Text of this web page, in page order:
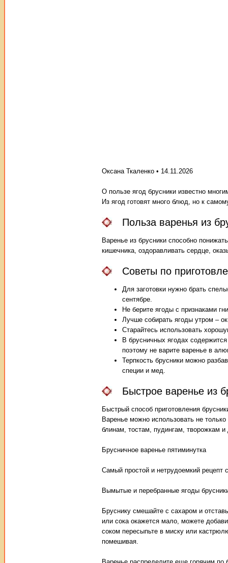
Оксана Ткаленко • 14.11.2026
О пользе ягод брусники известно
Из ягод готовят много блюд, но к
Польза варенья из
Варенье из брусники способно
кишечника, оздоравливать сердце,
Советы по
Для заготовки нужно брать
сентябре.
Не берите ягоды с признаками
Лучше собирать ягоды утром –
Старайтесь использовать
В брусничных ягодах
поэтому не варите варенье в
Терпкость брусники можно
специи и мед.
Быстрое варенье из
Быстрый способ приготовления
Варенье можно использовать не
блинам, тостам, пудингам, творожкам
Брусничное варенье пятиминутка
Самый простой и нетрудоемкий рецепт
Вымытые и перебранные ягоды
Бруснику смешайте с сахаром и
или сока окажется мало, можете
соком пересыпьте в миску или
помешивая.